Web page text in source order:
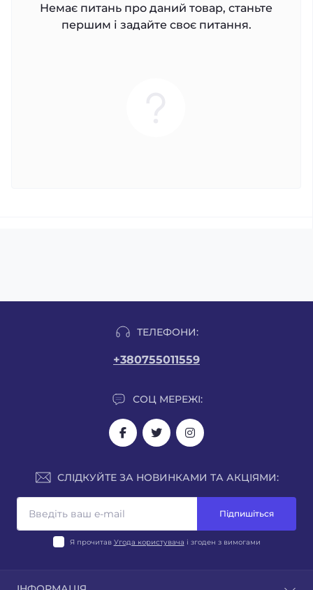
Немає питань про даний товар, станьте
першим і задайте своє питання.
ТЕЛЕФОНИ:
+380755011559
СОЦ МЕРЕЖІ:
СЛІДКУЙТЕ ЗА НОВИНКАМИ ТА АКЦІЯМИ:
Підпишіться
Я прочитав Угода користувача і згоден з вимогами